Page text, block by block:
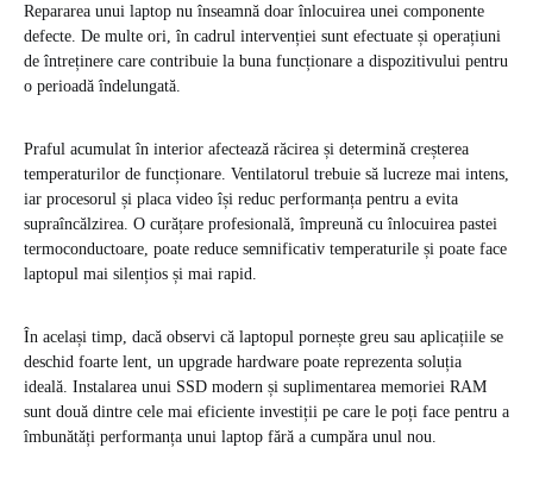
Repararea unui laptop nu înseamnă doar înlocuirea unei componente
defecte. De multe ori, în cadrul intervenției sunt efectuate și operațiuni
de întreținere care contribuie la buna funcționare a dispozitivului pentru
o perioadă îndelungată.
Praful acumulat în interior afectează răcirea și determină creșterea
temperaturilor de funcționare. Ventilatorul trebuie să lucreze mai intens,
iar procesorul și placa video își reduc performanța pentru a evita
supraîncălzirea. O curățare profesională, împreună cu înlocuirea pastei
termoconductoare, poate reduce semnificativ temperaturile și poate face
laptopul mai silențios și mai rapid.
În același timp, dacă observi că laptopul pornește greu sau aplicațiile se
deschid foarte lent, un upgrade hardware poate reprezenta soluția
ideală. Instalarea unui SSD modern și suplimentarea memoriei RAM
sunt două dintre cele mai eficiente investiții pe care le poți face pentru a
îmbunătăți performanța unui laptop fără a cumpăra unul nou.